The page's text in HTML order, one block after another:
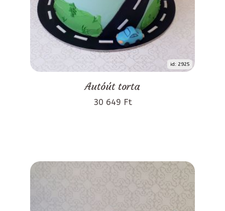
id: 2925
Autóút torta
30 649 Ft